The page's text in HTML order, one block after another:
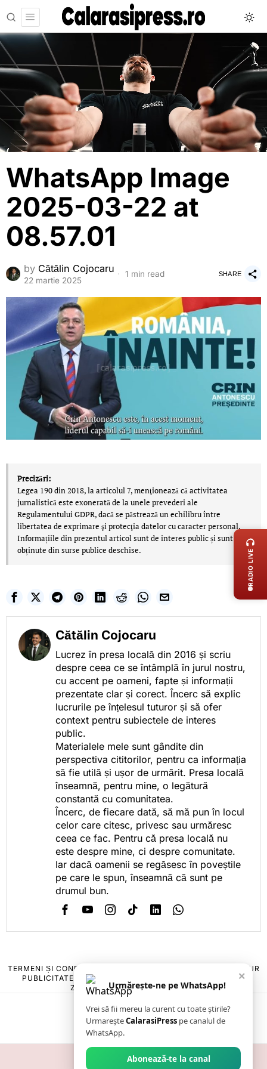
WhatsApp Image
2025-03-22 at
08.57.01
by Cătălin Cojocaru
22 martie 2025
1 min read SHARE
Precizări:
Legea 190 din 2018, la articolul 7, menţionează că activitatea
jurnalistică este exonerată de la unele prevederi ale
Regulamentului GDPR, dacă se păstrează un echilibru între
libertatea de exprimare şi protecţia datelor cu caracter personal.
Informațiile din prezentul articol sunt de interes public și sunt
obținute din surse publice deschise.
Cătălin Cojocaru
Lucrez în presa locală din 2016 și scriu
despre ceea ce se întâmplă în jurul nostru,
cu accent pe oameni, fapte și informații
prezentate clar și corect. Încerc să explic
lucrurile pe înțelesul tuturor și să ofer
context pentru subiectele de interes
public.
Materialele mele sunt gândite din
perspectiva cititorilor, pentru ca informația
să fie utilă și ușor de urmărit. Presa locală
înseamnă, pentru mine, o legătură
constantă cu comunitatea.
Încerc, de fiecare dată, să mă pun în locul
celor care citesc, privesc sau urmăresc
ceea ce fac. Pentru că presa locală nu
este despre mine, ci despre comunitate.
Iar dacă oamenii se regăsesc în poveștile
pe care le spun, înseamnă că sunt pe
drumul bun.
TERMENI ȘI CONDIȚII
POLITICA DE ANULARE & RETUR
PUBLICITATE ONLINE & TIPĂRITĂ
CONTACT
ZIARUL ANUNȚUL CĂLĂRĂȘEAN
×
Urmărește-ne pe WhatsApp!
Vrei să fii mereu la curent cu toate știrile?
UrmareșteCalarasiPress pe canalul de
WhatsApp.
Abonează-te la canal
RADIO LIVE